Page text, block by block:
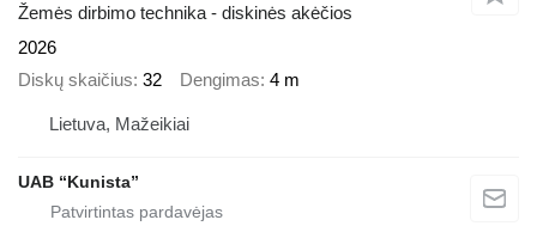
Žemės dirbimo technika - diskinės akėčios
2026
Diskų skaičius 32 Dengimas 4 m
Lietuva, Mažeikiai
UAB “Kunista”